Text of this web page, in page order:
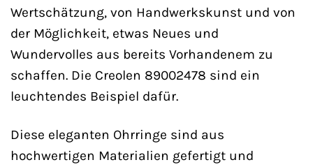
Wertschätzung, von Handwerkskunst und von
der Möglichkeit, etwas Neues und
Wundervolles aus bereits Vorhandenem zu
schaffen. Die Creolen 89002478 sind ein
leuchtendes Beispiel dafür.
Diese eleganten Ohrringe sind aus
hochwertigen Materialien gefertigt und